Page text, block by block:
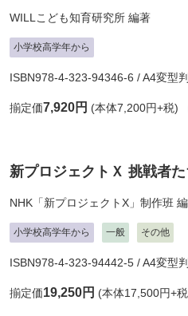
WILLこども知育研究所 編著
小学校高学年から
ISBN978-4-323-94346-6 / A4変型
揃定価7,920円 (本体7,200円+税)
新プロジェクトＸ 挑戦者
NHK「新プロジェクトX」制作班 編
小学校高学年から 一般 その他
ISBN978-4-323-94442-5 / A4変型
揃定価19,250円 (本体17,500円+